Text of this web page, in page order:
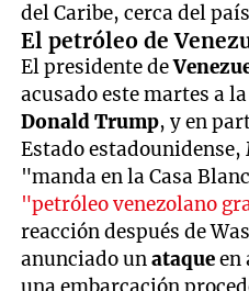
del Caribe, cerca del
El petróleo de
El presidente de
acusado este martes a
Donald Trump, y en
Estado
"manda en la Casa
"petróleo venezolano
reacción después de
anunciado unataqueen